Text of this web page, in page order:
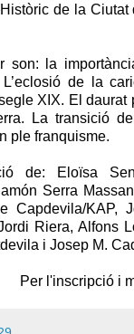
de la Ciutat
son: la
de la
XIX. El daurat
La transició
ple franquisme.
de: Eloïsa
Serra
Capdevila/KAP,
Riera, Alfons
i Josep M.
Per l'inscripció i